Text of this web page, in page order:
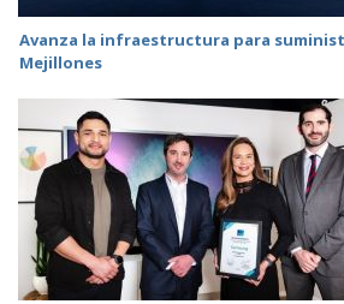
Avanza la infraestructura para
Mejillones